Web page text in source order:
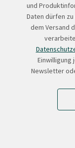
und
Daten dürfen
dem Versand
Einwilligung
Newsletter